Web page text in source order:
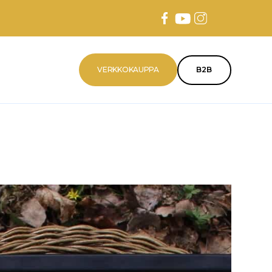
VERKKOKAUPPA B2B